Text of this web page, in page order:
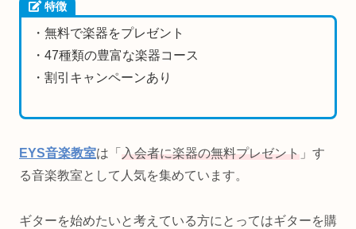
特徴
・無料で楽器をプレゼント
・47種類の豊富な楽器コース
・割引キャンペーンあり
EYS音楽教室は「 入会者に楽器の無料プレゼント 」す
る音楽教室として人気を集めています。
ギターを始めたいと考えている方にとってはギターを購